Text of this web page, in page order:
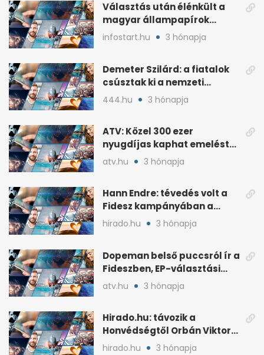
Választás után élénkült a
magyar állampapírok
lakossági értékesítése
infostart.hu 3 hónapja
Demeter Szilárd: a fiatalok
csúsztak ki a nemzeti
kultúrából
444.hu 3 hónapja
ATV: Közel 300 ezer
nyugdíjas kaphat emelést
idén a Tisza terve szerint
atv.hu 3 hónapja
Hann Endre: tévedés volt a
Fidesz kampányában a
háborús veszély
hirado.hu 3 hónapja
Dopeman belső puccsról ír a
Fideszben, EP-választási
árral
atv.hu 3 hónapja
Hirado.hu: távozik a
Honvédségtől Orbán Viktor
fia, Orbán Gáspár
hirado.hu 3 hónapja